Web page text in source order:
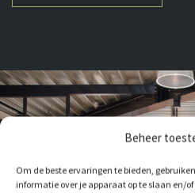
Beheer
Om de beste ervaringen te bieden,
informatie over je apparaat op te slaan en/